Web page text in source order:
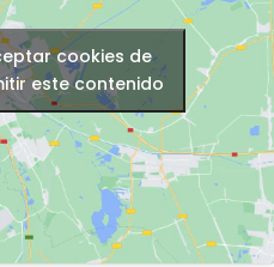
cookies de
este contenido